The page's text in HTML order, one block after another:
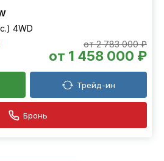
4WD
от 2 783 000 ₽
от 1 458 000 ₽
Трейд-ин
Бронь